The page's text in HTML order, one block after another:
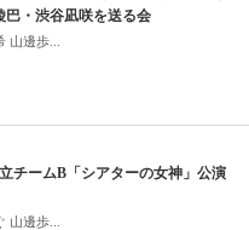
・渋谷凪咲を送る会
山邊歩...
チームB「シアターの女神」公演
山邊歩...